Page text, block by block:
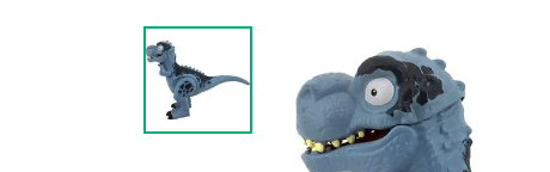
our generation
x-shot red
8º
funko pop